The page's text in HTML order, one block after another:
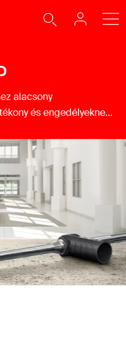
alacsony
és engedélyeknek